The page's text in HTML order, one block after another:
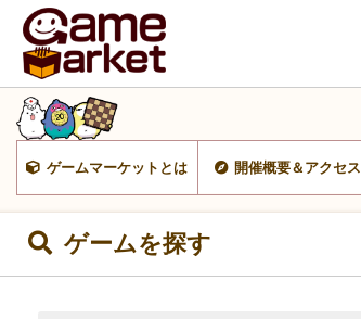
ゲームマーケットとは 開催概要＆アクセス
ゲームを探す